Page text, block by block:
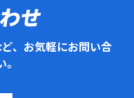
せ
、お気軽にお問い合